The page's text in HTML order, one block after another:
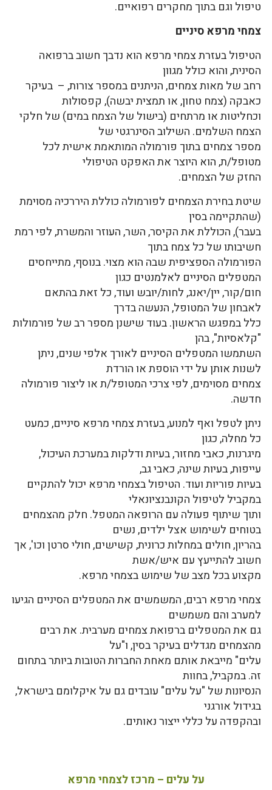
טיפול וגם בתוך מחקרים רפואיים.
צמחי מרפא סיניים
הטיפול בעזרת צמחי מרפא הוא נדבך חשוב ברפואה
הסינית, והוא כולל מגוון
רחב של מאות צמחים, הניתנים במספר צורות, – בעיקר
כאבקה (צמח טחון, או תמצית יבשה), קפסולות
וכחליטות או מרתחים (בישול של הצמח במים) של חלקי
הצמח השלמים. השילוב הסינרגטי של
מספר צמחים בתוך פורמולה המותאמת אישית לכל
מטופל/ת, הוא היוצר את האפקט הטיפולי
החזק של הצמחים.
שיטת בחירת הצמחים לפורמולה כוללת היררכיה מסוימת
(שהתקיימה בסין
בעבר), הכוללת את הקיסר, השר, העוזר והמשרת, לפי רמת
חשיבותו של כל צמח בתוך
הפורמולה הספציפית שבה הוא מצוי. בנוסף, מתייחסים
המטפלים הסיניים לאלמנטים כגון
חום/קור, יין/יאנג, לחות/יובש ועוד, כל זאת בהתאם
לאבחון של המטופל, הנעשה בדרך
כלל במפגש הראשון. בעוד שישנן מספר רב של פורמולות
"קלאסיות", בהן
השתמשו המטפלים הסיניים לאורך אלפי שנים, ניתן
לשנות אותן על ידי הוספת או הורדת
צמחים מסוימים, לפי צרכי המטופל/ת או ליצור פורמולה
חדשה.
ניתן לטפל ואף למנוע, בעזרת צמחי מרפא סיניים, כמעט
כל מחלה, כגון
מיגרנות, כאבי מחזור, בעיות ודלקות במערכת העיכול,
עייפות, בעיות שינה, כאבי גב,
בעיות פוריות ועוד. הטיפול בצמחי מרפא יכול להתקיים
במקביל לטיפול הקונבנציונאלי
ותוך שיתוף פעולה עם הרופאה המטפל. חלק מהצמחים
בטוחים לשימוש אצל ילדים, נשים
בהריון, חולים במחלות כרונית, קשישים, חולי סרטן וכו', אך
חשוב להתייעץ עם איש/אשת
מקצוע בכל מצב של שימוש בצמחי מרפא.
צמחי מרפא רבים, המשמשים את המטפלים הסיניים הגיעו
למערב והם משמשים
גם את המטפלים ברפואת צמחים מערבית. את רבים
מהצמחים מגדלים בעיקר בסין, ו"על
עלים" מייבאת אותם מאחת החברות הטובות ביותר בתחום
זה. במקביל, בחוות
הנסיונות של "על עלים" עובדים גם על איקלומם בישראל,
בגידול אורגני
ובהקפדה על כללי ייצור נאותים.
על עלים – מרכז לצמחי מרפא